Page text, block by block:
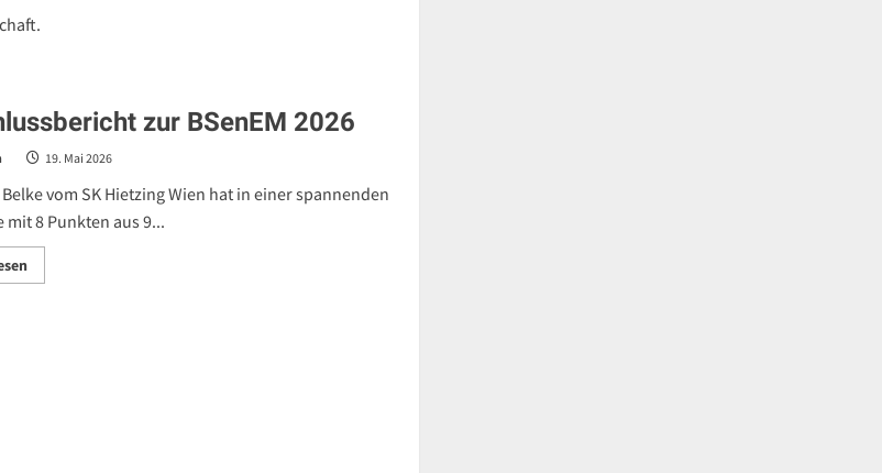
zur BSenEM 2026
19. Mai 2026
Belke vom SK Hietzing Wien hat in einer spannenden
mit 8 Punkten aus 9...
Read
more